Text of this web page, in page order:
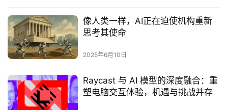
像人类一样，AI正在迫使机构重新
思考其使命
2025年6月10日
Raycast 与 AI 模型的深度融合：重
塑电脑交互体验，机遇与挑战并存